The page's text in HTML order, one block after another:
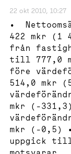
22 okt 2010, 10:27
•
422 mkr
från
till 777,0
före
514,0 mkr
mkr (-
mkr (-0,5)
uppgick